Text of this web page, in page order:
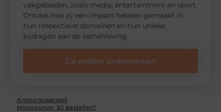
vakgebieden, zoals media, entertainment en sport.
Ontdek hoe zij een impact hebben gemaakt in
hun respectieve domeinen en hun unieke
bijdragen aan de samenleving.
Zie andere onderwerpen
Anticonceptiepil
Microgynon 30 bestellen?